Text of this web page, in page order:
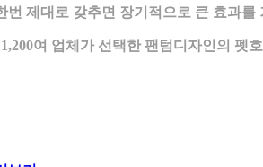
제대로 갖추면 장기적으로 큰 효과를
여 업체가 선택한 팬텀디자인의 펫